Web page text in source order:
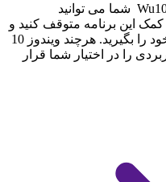
Wu10Man - Windows 10 Update Manager شما می توانید
کمک این برنامه متوقف کنید و
جلوی مصرف شدن ترافیک اینترنت خود را بگیرید. هرچند ویندوز 10
را در اختیار شما قرار